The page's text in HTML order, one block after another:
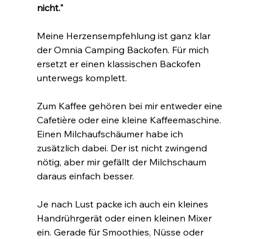
nicht."
Meine Herzensempfehlung ist ganz klar
der Omnia Camping Backofen. Für mich
ersetzt er einen klassischen Backofen
unterwegs komplett.
Zum Kaffee gehören bei mir entweder eine
Cafetière oder eine kleine Kaffeemaschine.
Einen Milchaufschäumer habe ich
zusätzlich dabei. Der ist nicht zwingend
nötig, aber mir gefällt der Milchschaum
daraus einfach besser.
Je nach Lust packe ich auch ein kleines
Handrührgerät oder einen kleinen Mixer
ein. Gerade für Smoothies, Nüsse oder